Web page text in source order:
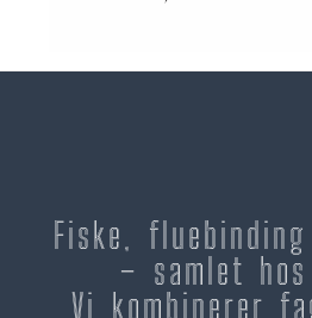
Fiske,
– samlet hos
Vi kombinerer